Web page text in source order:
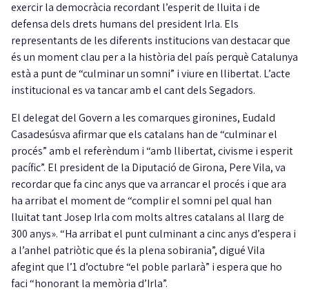
exercir la democràcia recordant l’esperit de lluita i de
defensa dels drets humans del president Irla. Els
representants de les diferents institucions van destacar que
és un moment clau per a la història del país perquè Catalunya
està a punt de “culminar un somni” i viure en llibertat. L’acte
institucional es va tancar amb el cant dels Segadors.
El delegat del Govern a les comarques gironines, Eudald
Casadesúsva afirmar que els catalans han de “culminar el
procés” amb el referèndum i “amb llibertat, civisme i esperit
pacífic”. El president de la Diputació de Girona, Pere Vila, va
recordar que fa cinc anys que va arrancar el procés i que ara
ha arribat el moment de “complir el somni pel qual han
lluitat tant Josep Irla com molts altres catalans al llarg de
300 anys». “Ha arribat el punt culminant a cinc anys d’espera i
a l’anhel patriòtic que és la plena sobirania”, digué Vila
afegint que l’1 d’octubre “el poble parlarà” i espera que ho
faci “honorant la memòria d’Irla”.